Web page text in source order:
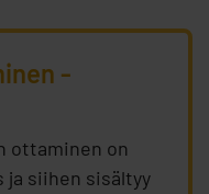
-
ottaminen on
ja siihen sisältyy